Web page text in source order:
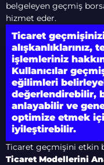
belgeleyen geçmiş
hizmet eder.
Ticaret
alışkanlıklarınız,
işlemleriniz
Kullanıcılar
eğilimleri
değerlendirebilir,
anlayabilir ve
optimize etmek
iyileştirebilir.
Ticaret geçmişini etkin
Ticaret Modellerini